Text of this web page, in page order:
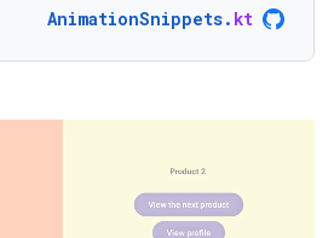
AnimationSnippets. kt